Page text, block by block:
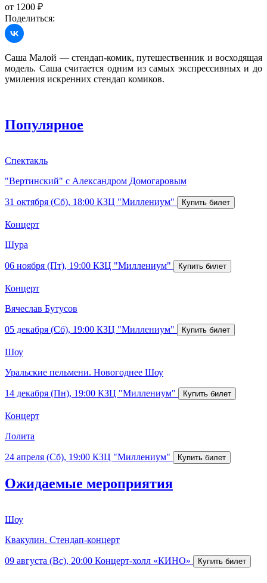
от 1200 ₽
Поделиться:
Саша Малой — стендап-комик, путешественник и восходящая
модель. Саша считается одним из самых экспрессивных и до
умиления искренних стендап комиков.
Популярное
Спектакль
"Вертинский" с Александром Домогаровым
31 октября (Сб), 18:00 КЗЦ "Миллениум"
Концерт
Шура
06 ноября (Пт), 19:00 КЗЦ "Миллениум"
Концерт
Вячеслав Бутусов
05 декабря (Сб), 19:00 КЗЦ "Миллениум"
Шоу
Уральские пельмени. Новогоднее Шоу
14 декабря (Пн), 19:00 КЗЦ "Миллениум"
Концерт
Лолита
24 апреля (Сб), 19:00 КЗЦ "Миллениум"
Ожидаемые мероприятия
Шоу
Квакулин. Стендап-концерт
09 августа (Вс), 20:00 Концерт-холл «КИНО»